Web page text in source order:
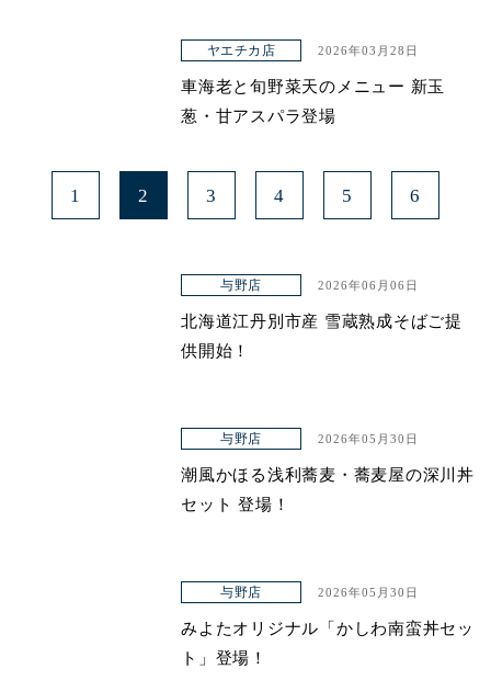
ヤエチカ店 2026年03月28日
車海老と旬野菜天のメニュー 新玉
葱・甘アスパラ登場
1 2 3 4 5 6
与野店 2026年06月06日
北海道江丹別市産 雪蔵熟成そばご提
供開始！
与野店 2026年05月30日
潮風かほる浅利蕎麦・蕎麦屋の深川丼
セット 登場！
与野店 2026年05月30日
みよたオリジナル「かしわ南蛮丼セッ
ト」登場！